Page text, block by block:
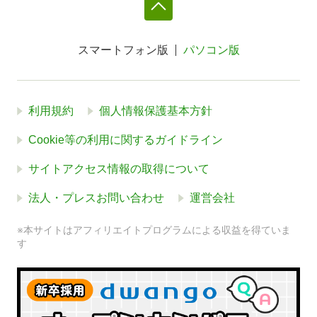
スマートフォン版 パソコン版
利用規約 個人情報保護基本方針
Cookie等の利用に関するガイドライン
サイトアクセス情報の取得について
法人・プレスお問い合わせ 運営会社
※本サイトはアフィリエイトプログラムによる収益を得ていま
す